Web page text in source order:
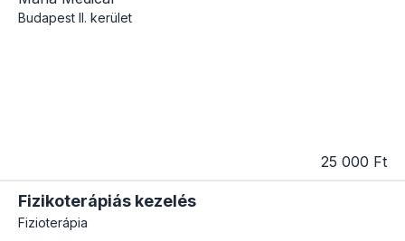
Budapest II. kerület
25 000 Ft
Fizikoterápiás kezelés
Fizioterápia